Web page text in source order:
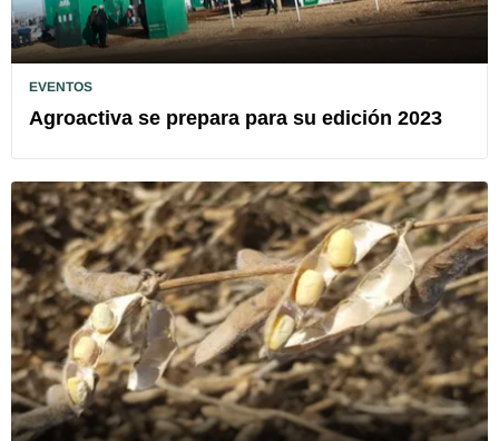
EVENTOS
Agroactiva se prepara para su edición 2023